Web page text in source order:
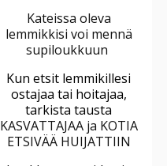
Kateissa oleva
lemmikkisi voi mennä
supiloukkuun
Kun etsit lemmikillesi
ostajaa tai hoitajaa,
tarkista tausta
KASVATTAJAA ja KOTIA
ETSIVÄÄ HUIJATTIIN